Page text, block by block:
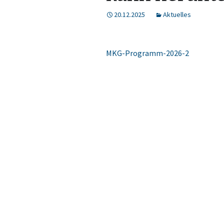
20.12.2025 Aktuelles
MKG-Programm-2026-2